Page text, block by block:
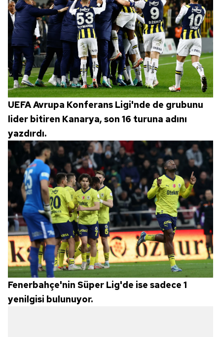
UEFA Avrupa Konferans Ligi'nde de grubunu
lider bitiren Kanarya, son 16 turuna adını
yazdırdı.
Fenerbahçe'nin Süper Lig'de ise sadece 1
yenilgisi bulunuyor.